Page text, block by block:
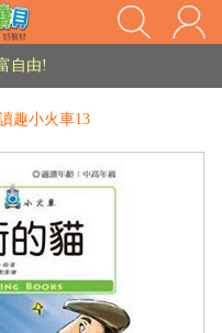
家長樂了!「風車書版集團暨FOOD超人企業總部」目前正興建中!
自由!
~
外購物流程說明』
自由!
趣小火車13